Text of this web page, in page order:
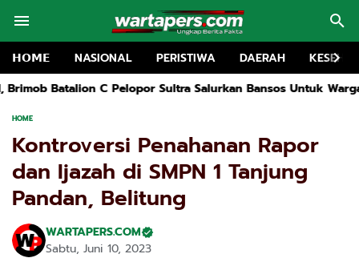
𝗛𝗢𝗠𝗘 NASIONAL PERISTIWA DAERAH
Sultra Salurkan Bansos Untuk Warga Kurang Mampu Di
HOME
Kontroversi Penahanan Rapor
dan Ijazah di SMPN 1 Tanjung
Pandan, Belitung
WARTAPERS.COM
Sabtu, Juni 10, 2023